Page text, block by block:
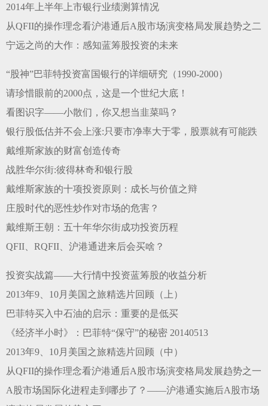
2014年上半年上市银行业绩测算情况
从QFII的操作理念看沪港通后A股市场演变格局发展趋势之二
宁远之尚的大作：感知蓝筹股投资的未来
“股神”巴菲特投资富国银行的详细研究（1990-2000）
请珍惜眼前的2000点，这是一个世纪大底！
看图识字——小散们，你又想当韭菜吗？
银行股低估并不会上涨:只要市净率大于零，股票就有可能跌
戴维斯家族的财富创造传奇
战胜华尔街:彼得林奇和银行股
戴维斯家族的十项投资原则：成长与价值之辩
庄股时代的恶性炒作对市场的危害？
戴维斯王朝：五十年华尔街成功投资历程
QFII、RQFII、沪港通进来后会买啥？
投资实战篇——大行情中投资蓝筹股的收益分析
2013年9、10月美国之旅精选片回顾（上）
巴菲特买入中石油的启示：重要的是低买
《经济半小时》：巴菲特“保守”的秘密 20140513
2013年9、10月美国之旅精选片回顾（中）
从QFII的操作理念看沪港通后A股市场演变格局发展趋势之一
A股市场国际化进程走到哪步了？——沪港通实施后A股市场